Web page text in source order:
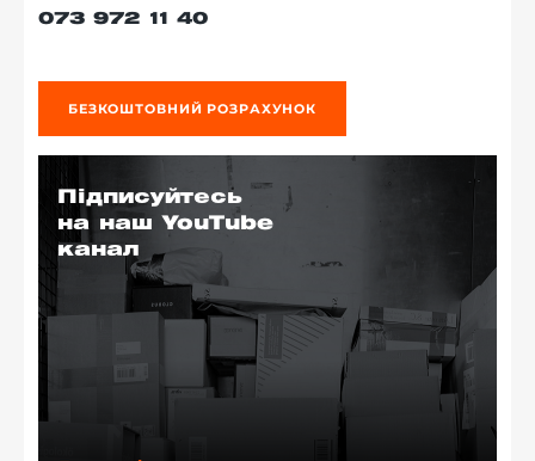
073 972 11 40
БЕЗКОШТОВНИЙ РОЗРАХУНОК
Підписуйтесь
на наш YouTube
канал